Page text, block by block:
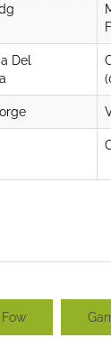
Del
Fow